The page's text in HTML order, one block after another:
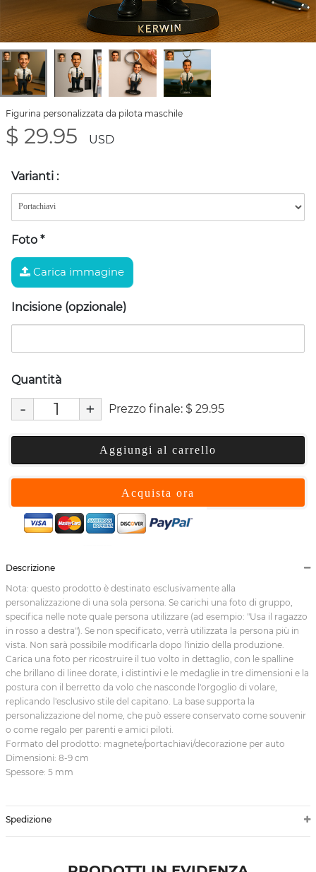
Figurina personalizzata da pilota maschile
$ 29.95 USD
Varianti :
Foto *
Carica immagine
Incisione (opzionale)
Quantità
- + Prezzo finale: $ 29.95
Aggiungi al carrello
Acquista ora
Descrizione
Nota: questo prodotto è destinato esclusivamente alla
personalizzazione di una sola persona. Se carichi una foto di gruppo,
specifica nelle note quale persona utilizzare (ad esempio: "Usa il ragazzo
in rosso a destra"). Se non specificato, verrà utilizzata la persona più in
vista. Non sarà possibile modificarla dopo l'inizio della produzione.
Carica una foto per ricostruire il tuo volto in dettaglio, con le spalline
che brillano di linee dorate, i distintivi e le medaglie in tre dimensioni e la
postura con il berretto da volo che nasconde l'orgoglio di volare,
replicando l'esclusivo stile del capitano. La base supporta la
personalizzazione del nome, che può essere conservato come souvenir
o come regalo per parenti e amici piloti.
Formato del prodotto: magnete/portachiavi/decorazione per auto
Dimensioni: 8-9 cm
Spessore: 5 mm
Spedizione